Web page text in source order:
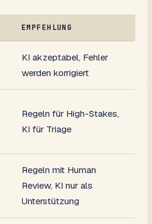
EMPFEHLUNG
KI akzeptabel, Fehler
werden korrigiert
Regeln für High-Stakes,
KI für Triage
Regeln mit Human
Review, KI nur als
Unterstützung